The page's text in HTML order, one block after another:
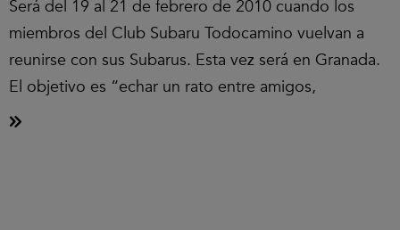
Será del 19 al 21 de febrero de 2010 cuando los
miembros del Club Subaru Todocamino vuelvan a
reunirse con sus Subarus. Esta vez será en Granada.
El objetivo es “echar un rato entre amigos,